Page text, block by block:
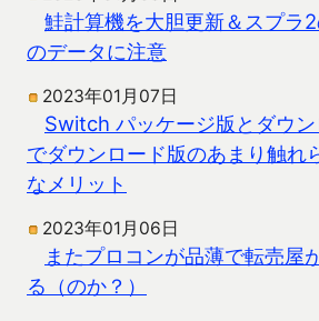
鮭計算機を大胆更新＆スプラ
のデータに注意
2023年01月07日
Switch パッケージ版とダウ
でダウンロード版のあまり触れ
なメリット
2023年01月06日
またプロコンが品薄で転売屋
る（のか？）